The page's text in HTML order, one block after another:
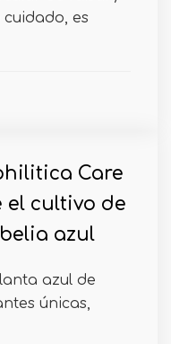
es
Care
el cultivo de
azul
azul de
únicas,